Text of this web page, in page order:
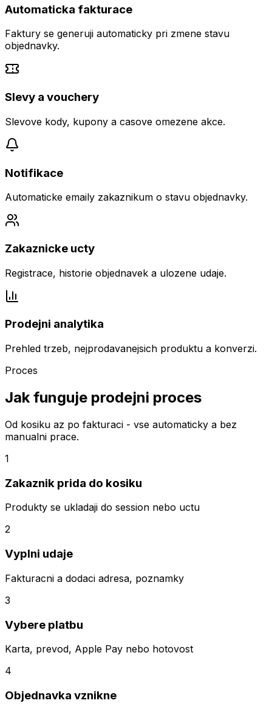
Automaticka fakturace
Faktury se generuji automaticky pri zmene stavu
objednavky.
Slevy a vouchery
Slevove kody, kupony a casove omezene akce.
Notifikace
Automaticke emaily zakaznikum o stavu objednavky.
Zakaznicke ucty
Registrace, historie objednavek a ulozene udaje.
Prodejni analytika
Prehled trzeb, nejprodavanejsich produktu a konverzi.
Proces
Jak funguje prodejni proces
Od kosiku az po fakturaci - vse automaticky a bez
manualni prace.
1
Zakaznik prida do kosiku
Produkty se ukladaji do session nebo uctu
2
Vyplni udaje
Fakturacni a dodaci adresa, poznamky
3
Vybere platbu
Karta, prevod, Apple Pay nebo hotovost
4
Objednavka vznikne